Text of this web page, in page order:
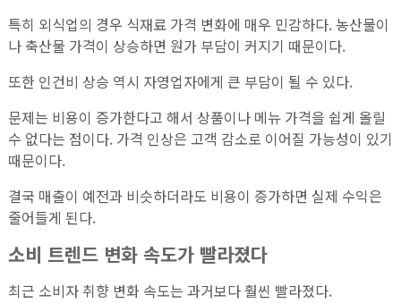
특히 외식업의 경우 식재료 가격 변화에 매우 민감하다. 농산물이
나 축산물 가격이 상승하면 원가 부담이 커지기 때문이다.
또한 인건비 상승 역시 자영업자에게 큰 부담이 될 수 있다.
문제는 비용이 증가한다고 해서 상품이나 메뉴 가격을 쉽게 올릴
수 없다는 점이다. 가격 인상은 고객 감소로 이어질 가능성이 있기
때문이다.
결국 매출이 예전과 비슷하더라도 비용이 증가하면 실제 수익은
줄어들게 된다.
소비 트렌드 변화 속도가 빨라졌다
최근 소비자 취향 변화 속도는 과거보다 훨씬 빨라졌다.